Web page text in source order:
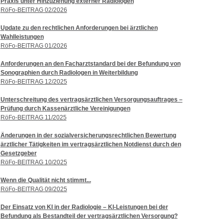
RöFo-BEITRAG 02/2026
Update zu den rechtlichen Anforderungen bei ärztlichen
Wahlleistungen
RöFo-BEITRAG 01/2026
Anforderungen an den Facharztstandard bei der Befundung von
Sonographien durch Radiologen in Weiterbildung
RöFo-BEITRAG 12/2025
Unterschreitung des vertragsärztlichen Versorgungsauftrages –
Prüfung durch Kassenärztliche Vereinigungen
RöFo-BEITRAG 11/2025
Änderungen in der sozialversicherungsrechtlichen Bewertung
ärztlicher Tätigkeiten im vertragsärztlichen Notdienst durch den
Gesetzgeber
RöFo-BEITRAG 10/2025
Wenn die Qualität nicht stimmt...
RöFo-BEITRAG 09/2025
Der Einsatz von KI in der Radiologie – KI-Leistungen bei der
Befundung als Bestandteil der vertragsärztlichen Versorgung?